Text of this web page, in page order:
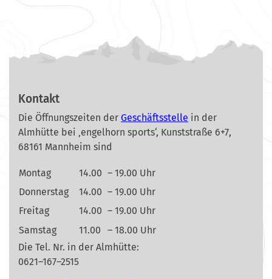
Kontakt
Die Öffnungszeiten der Geschäftsstelle in der
Almhütte bei ‚engelhorn sports‘, Kunststraße 6+7,
68161 Mannheim sind
Montag 14.00 – 19.00 Uhr
Donnerstag
14.00 – 19.00 Uhr
Freitag
14.00 – 19.00 Uhr
Samstag
11.00
– 18.00 Uhr
Die Tel. Nr. in der Almhütte:
0621–167–2515